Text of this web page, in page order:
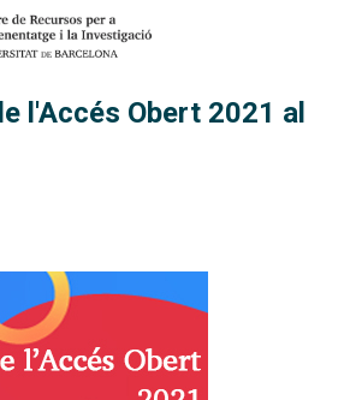
Vés al contingut
l'Accés Obert 2021 al